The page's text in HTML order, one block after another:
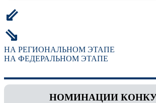
⇙
⇘
НА РЕГИОНАЛЬНОМ ЭТАПЕ
НА ФЕДЕРАЛЬНОМ ЭТАПЕ
НОМИНАЦИИ